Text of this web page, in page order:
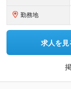
勤務地
求人を見